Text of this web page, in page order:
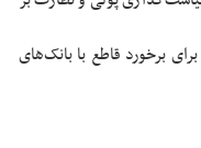
برخورد قاطع با بانک‌های